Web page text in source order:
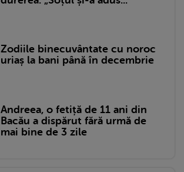
Zodiile binecuvântate cu noroc
uriaș la bani până în decembrie
Andreea, o fetiță de 11 ani din
Bacău a dispărut fără urmă de
mai bine de 3 zile